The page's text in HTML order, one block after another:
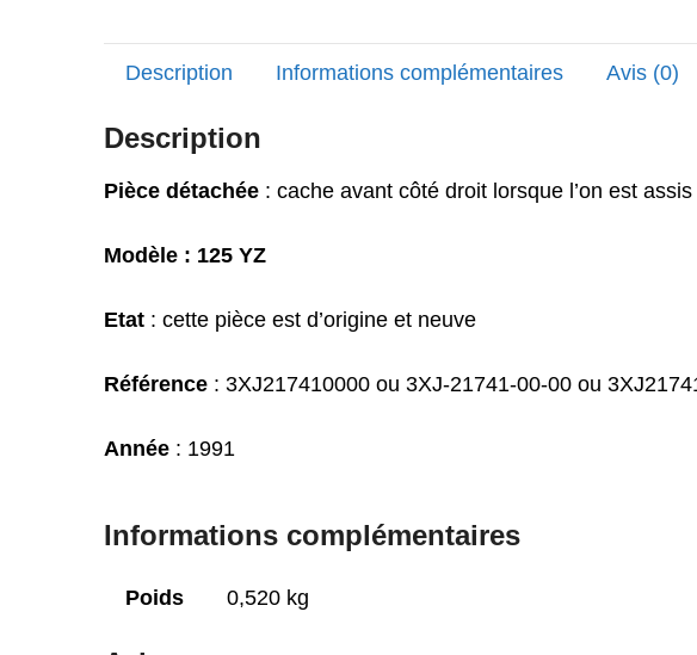
Description Informations complémentaires Avis (0)
Description
Pièce détachée : cache avant côté droit lorsque l’on est
Modèle : 125 YZ
Etat : cette pièce est d’origine et neuve
Référence : 3XJ217410000 ou 3XJ-21741-00-00 ou
Année : 1991
Informations complémentaires
Poids 0,520 kg